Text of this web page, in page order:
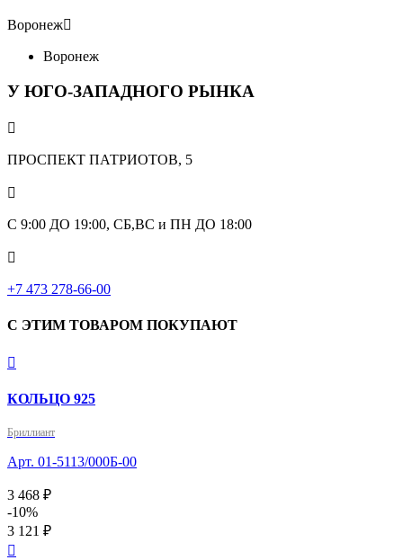
Воронеж
Воронеж
У ЮГО-ЗАПАДНОГО РЫНКА

ПРОСПЕКТ ПАТРИОТОВ, 5

С 9:00 ДО 19:00, СБ,ВС и ПН ДО 18:00

+7 473 278-66-00
С ЭТИМ ТОВАРОМ ПОКУПАЮТ

КОЛЬЦО 925
Бриллиант
Арт. 01-5113/000Б-00
3 468 ₽
-10%
3 121 ₽
